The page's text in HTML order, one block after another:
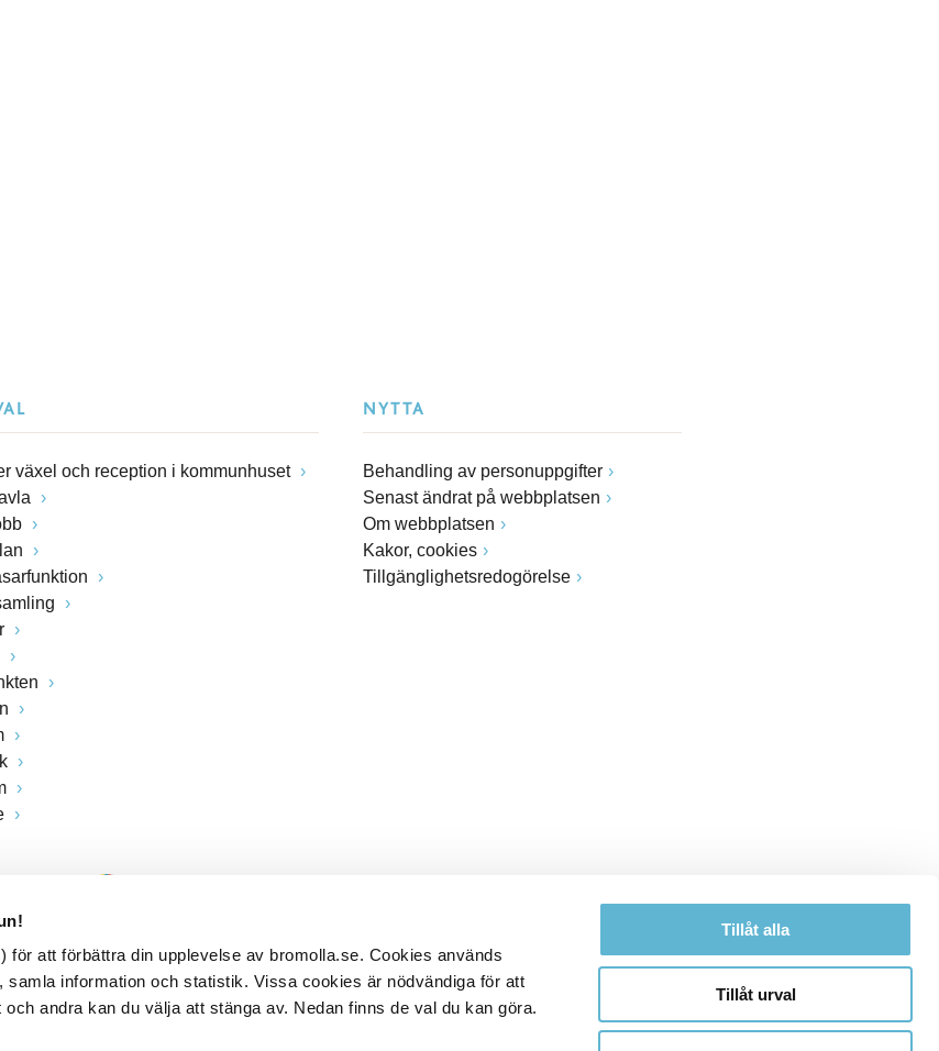
för att förbättra din upplevelse av bromolla.se. Cookies används
information och statistik. Vissa cookies är nödvändiga för att
andra kan du välja att stänga av. Nedan finns de val du kan göra.
Tillåt alla
Tillåt urval
växel och reception i kommunhuset
NYTTA
Behandling av personuppgifter
Senast ändrat på webbplatsen
Om webbplatsen
Kakor, cookies
Tillgänglighetsredogörelse